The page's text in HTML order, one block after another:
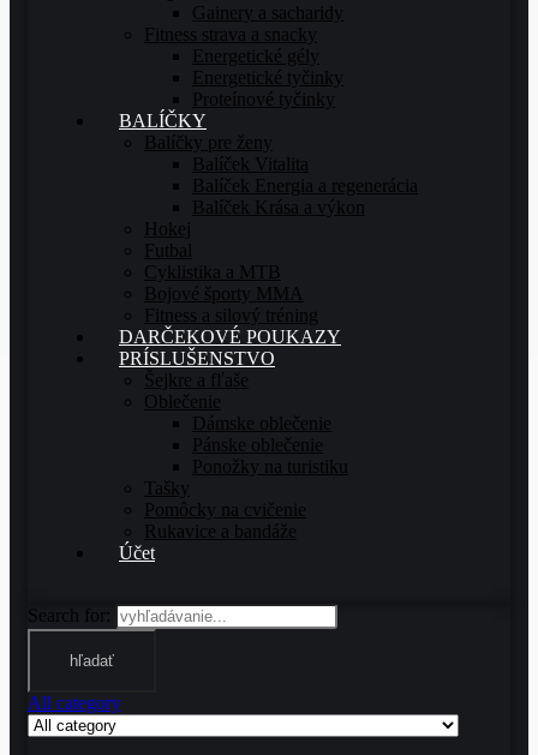
Gainery a sacharidy
Fitness strava a snacky
Energetické gély
Energetické tyčinky
Proteínové tyčinky
BALÍČKY
Balíčky pre ženy
Balíček Vitalita
Balíček Energia a regenerácia
Balíček Krása a výkon
Hokej
Futbal
Cyklistika a MTB
Bojové športy MMA
Fitness a silový tréning
DARČEKOVÉ POUKAZY
PRÍSLUŠENSTVO
Šejkre a fľaše
Oblečenie
Dámske oblečenie
Pánske oblečenie
Ponožky na turistiku
Tašky
Pomôcky na cvičenie
Rukavice a bandáže
Účet
Search for:
hľadať
All category